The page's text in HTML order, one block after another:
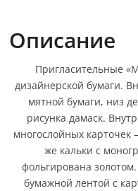
Описание
Пригласительные
дизайнерской бумаги.
мятной бумаги, низ
рисунка дамаск.
многослойных карточек
же кальки с
фольгирована
бумажной лентой с